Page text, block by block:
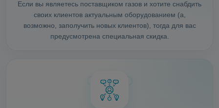
Если вы являетесь поставщиком газов и хотите снабдить
своих клиентов актуальным оборудованием (а,
возможно, заполучить новых клиентов), тогда для вас
предусмотрена специальная скидка.